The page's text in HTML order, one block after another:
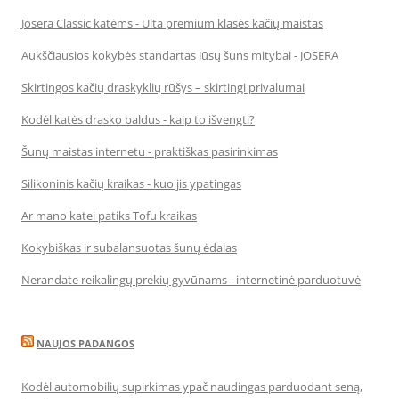
Josera Classic katėms - Ulta premium klasės kačių maistas
Aukščiausios kokybės standartas Jūsų šuns mitybai - JOSERA
Skirtingos kačių draskyklių rūšys – skirtingi privalumai
Kodėl katės drasko baldus - kaip to išvengti?
Šunų maistas internetu - praktiškas pasirinkimas
Silikoninis kačių kraikas - kuo jis ypatingas
Ar mano katei patiks Tofu kraikas
Kokybiškas ir subalansuotas šunų ėdalas
Nerandate reikalingų prekių gyvūnams - internetinė parduotuvė
NAUJOS PADANGOS
Kodėl automobilių supirkimas ypač naudingas parduodant seną,